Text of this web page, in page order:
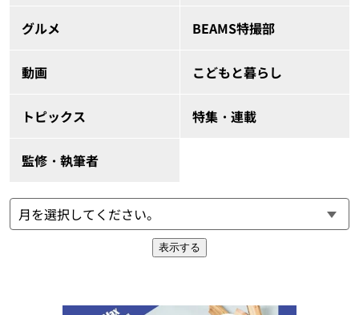
グルメ BEAMS特撮部
動画 こどもと暮らし
トピックス 特集・連載
監修・執筆者
表示する